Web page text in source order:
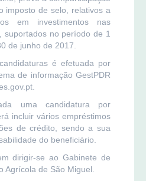
imposto de selo, relativos a
em investimentos nas
suportados no período de 1
de junho de 2017.
é efetuada por
de informação GestPDR
uma candidatura por
incluir vários empréstimos
de crédito, sendo a sua
do beneficiário.
dirigir-se ao Gabinete de
Agrícola de São Miguel.